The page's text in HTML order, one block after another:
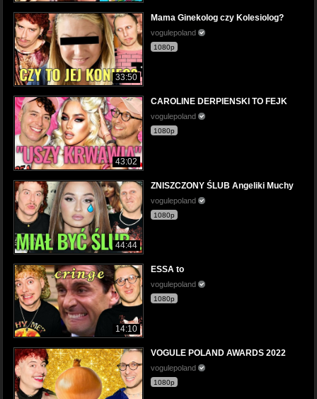
33:50
Mama Ginekolog czy Kolesiolog?
vogulepoland
1080p
43:02
CAROLINE DERPIENSKI TO FEJK
vogulepoland
1080p
44:44
ZNISZCZONY ŚLUB Angeliki Muchy
vogulepoland
1080p
14:10
ESSA to
vogulepoland
1080p
VOGULE POLAND AWARDS 2022
vogulepoland
1080p